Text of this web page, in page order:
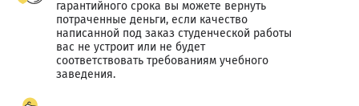
гарантийного срока вы можете вернуть
потраченные деньги, если качество
написанной под заказ студенческой работы
вас не устроит или не будет
соответствовать требованиям учебного
заведения.